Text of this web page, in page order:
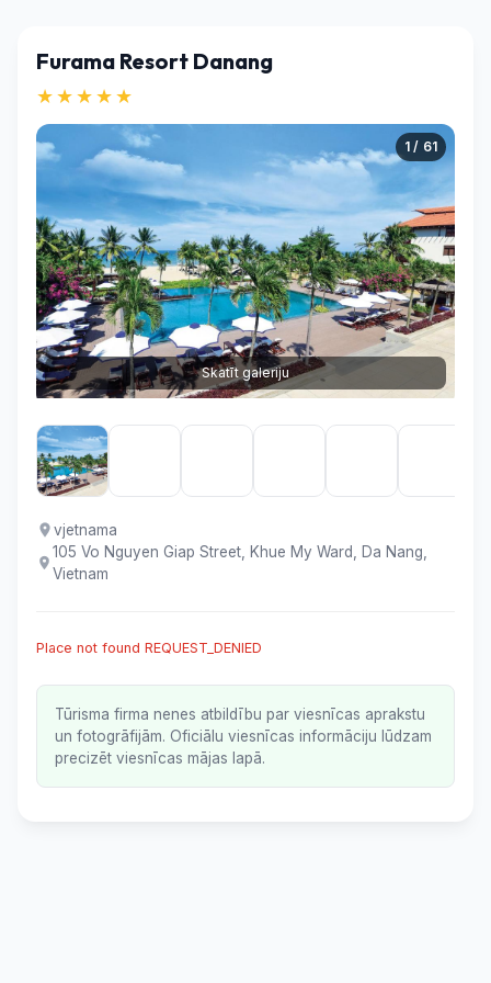
Furama Resort Danang
★★★★★
1 / 61
Skatīt galeriju
vjetnama
105 Vo Nguyen Giap Street, Khue My Ward, Da Nang,
Vietnam
Place not found REQUEST_DENIED
Tūrisma firma nenes atbildību par viesnīcas aprakstu
un fotogrāfijām. Oficiālu viesnīcas informāciju lūdzam
precizēt viesnīcas mājas lapā.